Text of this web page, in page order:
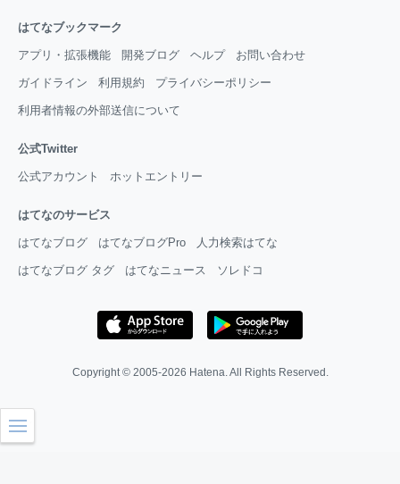
はてなブックマーク
アプリ・拡張機能 開発ブログ ヘルプ お問い合わせ
ガイドライン 利用規約 プライバシーポリシー
利用者情報の外部送信について
公式Twitter
公式アカウント ホットエントリー
はてなのサービス
はてなブログ はてなブログPro 人力検索はてな
はてなブログ タグ はてなニュース ソレドコ
Copyright © 2005-2026 Hatena. All Rights Reserved.